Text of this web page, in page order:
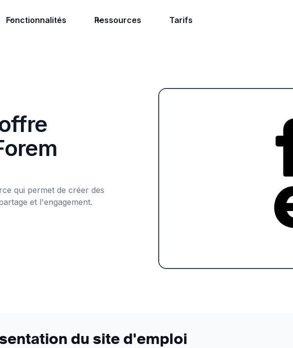
Fonctionnalités Ressources Tarifs
qui permet de créer des
et l'engagement.
du site d'emploi